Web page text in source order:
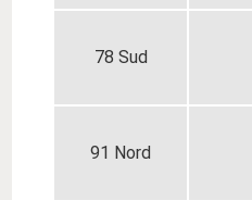
78 Sud
91 Nord